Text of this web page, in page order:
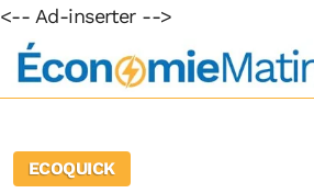
<-- Ad-inserter -->
ECOQUICK